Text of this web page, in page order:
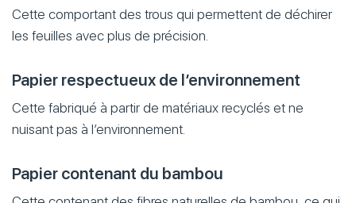
Cette comportant des trous qui permettent de déchirer
les feuilles avec plus de précision.
Papier respectueux de l’environnement
Cette fabriqué à partir de matériaux recyclés et ne
nuisant pas à l’environnement.
Papier contenant du bambou